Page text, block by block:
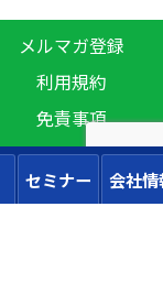
メルマガ登録
利用規約
免責事項
セミナー 会社